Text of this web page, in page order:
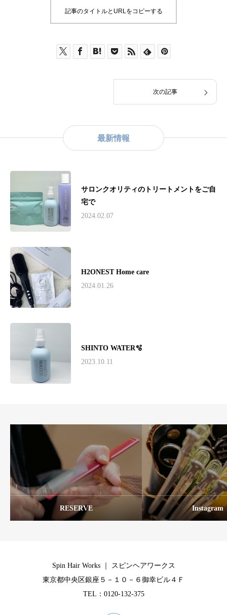
記事のタイトルとURLをコピーする
次の記事
最新情報
サロンクオリティのトリートメントをご自
宅で
2024.02.07
H2ONEST Home care
2024.01.26
SHINTO WATER🫧
2023.10.11
RESERVE Instagram
Spin Hair Works ｜ スピンヘアワークス
東京都中央区銀座５－１０－６御幸ビル４Ｆ
TEL：0120-132-375